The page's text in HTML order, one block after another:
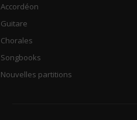
Accordéon
Guitare
Chorales
Songbooks
Nouvelles partitions